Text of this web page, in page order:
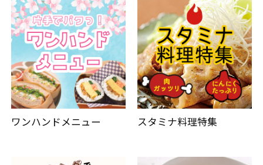
ワンハンドメニュー スタミナ料理特集